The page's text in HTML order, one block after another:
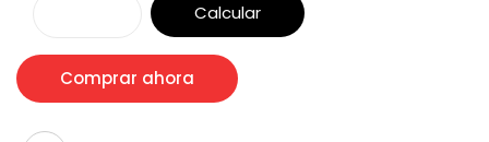
Calcular
Comprar ahora